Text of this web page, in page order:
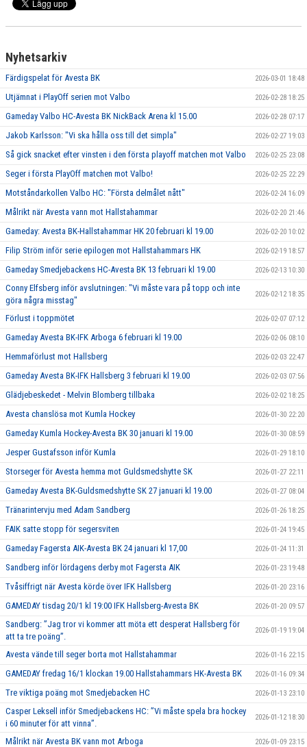
Nyhetsarkiv
Färdigspelat för Avesta BK 2026-03-01 18:48
Utjämnat i PlayOff serien mot Valbo 2026-02-28 18:25
Gameday Valbo HC-Avesta BK NickBack Arena kl 15.00 2026-02-28 07:17
Jakob Karlsson: "Vi ska hålla oss till det simpla" 2026-02-27 19:03
Så gick snacket efter vinsten i den första playoff matchen mot Valbo 2026-02-25 23:08
Seger i första PlayOff matchen mot Valbo! 2026-02-25 22:29
Motståndarkollen Valbo HC: "Första delmålet nått" 2026-02-24 16:09
Målrikt när Avesta vann mot Hallstahammar 2026-02-20 21:46
Gameday: Avesta BK-Hallstahammar HK 20 februari kl 19.00 2026-02-20 10:02
Filip Ström inför serie epilogen mot Hallstahammars HK 2026-02-19 18:57
Gameday Smedjebackens HC-Avesta BK 13 februari kl 19.00 2026-02-13 10:30
Conny Elfsberg inför avslutningen: "Vi måste vara på topp och inte
göra några misstag"
2026-02-12 18:35
Förlust i toppmötet 2026-02-07 07:12
Gameday Avesta BK-IFK Arboga 6 februari kl 19.00 2026-02-06 08:10
Hemmaförlust mot Hallsberg 2026-02-03 22:47
Gameday Avesta BK-IFK Hallsberg 3 februari kl 19.00 2026-02-03 07:56
Glädjebeskedet - Melvin Blomberg tillbaka 2026-02-02 18:25
Avesta chanslösa mot Kumla Hockey 2026-01-30 22:20
Gameday Kumla Hockey-Avesta BK 30 januari kl 19.00 2026-01-30 08:59
Jesper Gustafsson inför Kumla 2026-01-29 18:10
Storseger för Avesta hemma mot Guldsmedshytte SK 2026-01-27 22:11
Gameday Avesta BK-Guldsmedshytte SK 27 januari kl 19.00 2026-01-27 08:04
Tränarintervju med Adam Sandberg 2026-01-26 18:25
FAIK satte stopp för segersviten 2026-01-24 19:45
Gameday Fagersta AIK-Avesta BK 24 januari kl 17,00 2026-01-24 11:31
Sandberg inför lördagens derby mot Fagersta AIK 2026-01-23 19:48
Tvåsiffrigt när Avesta körde över IFK Hallsberg 2026-01-20 23:16
GAMEDAY tisdag 20/1 kl 19:00 IFK Hallsberg-Avesta BK 2026-01-20 09:57
Sandberg: ”Jag tror vi kommer att möta ett desperat Hallsberg för
att ta tre poäng”.
2026-01-19 19:04
Avesta vände till seger borta mot Hallstahammar 2026-01-16 22:15
GAMEDAY fredag 16/1 klockan 19.00 Hallstahammars HK-Avesta BK 2026-01-16 09:34
Tre viktiga poäng mot Smedjebacken HC 2026-01-13 23:10
Casper Leksell inför Smedjebackens HC: ”Vi måste spela bra hockey
i 60 minuter för att vinna”.
2026-01-12 18:30
Målrikt när Avesta BK vann mot Arboga 2026-01-09 23:15